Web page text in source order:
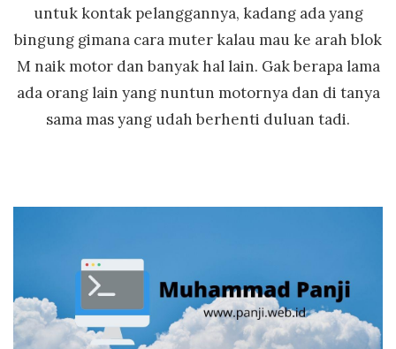
untuk kontak pelanggannya, kadang ada yang
bingung gimana cara muter kalau mau ke arah blok
M naik motor dan banyak hal lain. Gak berapa lama
ada orang lain yang nuntun motornya dan di tanya
sama mas yang udah berhenti duluan tadi.